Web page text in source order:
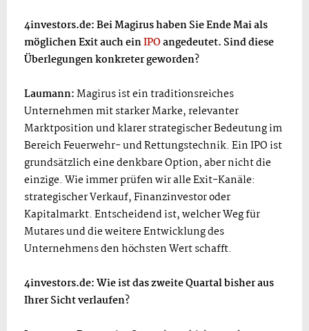
4investors.de: Bei Magirus haben Sie Ende Mai als
möglichen Exit auch einIPOangedeutet. Sind diese
Überlegungen konkreter geworden?
Laumann:Magirus ist ein traditionsreiches
Unternehmen mit starker Marke, relevanter
Marktposition und klarer strategischer Bedeutung im
Bereich Feuerwehr- und Rettungstechnik. Ein IPO ist
grundsätzlich eine denkbare Option, aber nicht die
einzige. Wie immer prüfen wir alle Exit-Kanäle:
strategischer Verkauf, Finanzinvestor oder
Kapitalmarkt. Entscheidend ist, welcher Weg für
Mutares und die weitere Entwicklung des
Unternehmens den höchsten Wert schafft.
4investors.de: Wie ist das zweite Quartal bisher aus
Ihrer Sicht verlaufen?